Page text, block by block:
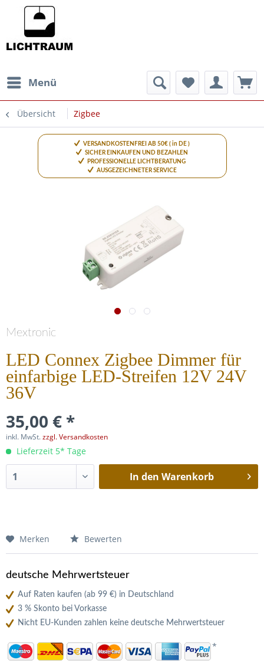
Menü
Übersicht Zigbee
VERSANDKOSTENFREI AB 50€ ( in DE )
SICHER EINKAUFEN UND BEZAHLEN
PROFESSIONELLE LICHTBERATUNG
AUSGEZEICHNETER SERVICE
Mextronic
LED Connex Zigbee Dimmer für
einfarbige LED-Streifen 12V 24V
36V
35,00 € *
inkl. MwSt.zzgl. Versandkosten
Lieferzeit 5* Tage
In den Warenkorb
Merken Bewerten
deutsche Mehrwertsteuer
Auf Raten kaufen (ab 99 €) in Deutschland
3 % Skonto bei Vorkasse
Nicht EU-Kunden zahlen keine deutsche Mehrwertsteuer
*